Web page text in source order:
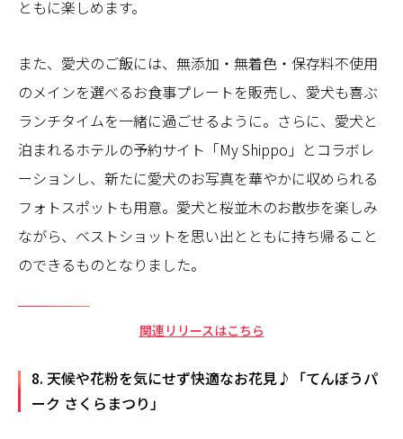
ともに楽しめます。
また、愛犬のご飯には、無添加・無着色・保存料不使用
のメインを選べるお食事プレートを販売し、愛犬も喜ぶ
ランチタイムを一緒に過ごせるように。さらに、愛犬と
泊まれるホテルの予約サイト「My Shippo」とコラボレ
ーションし、新たに愛犬のお写真を華やかに収められる
フォトスポットも用意。愛犬と桜並木のお散歩を楽しみ
ながら、ベストショットを思い出とともに持ち帰ること
のできるものとなりました。
関連リリースはこちら
8. 天候や花粉を気にせず快適なお花見♪「てんぼうパ
ーク さくらまつり」